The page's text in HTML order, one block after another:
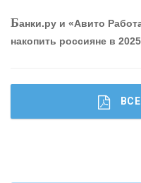
привлечь и
Банки.ру и «Авито
накопить россияне в